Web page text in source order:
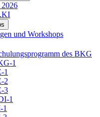
und Workshops
des BKG
1
1
2
3
1
1